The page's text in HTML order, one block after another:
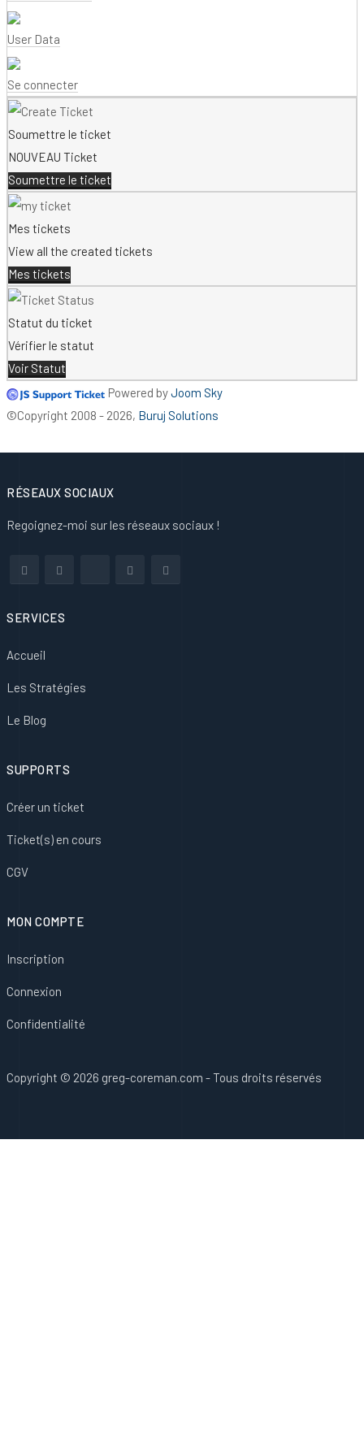
User Data
Se connecter
Soumettre le ticket
NOUVEAU Ticket
Soumettre le ticket
Mes tickets
View all the created tickets
Mes tickets
Statut du ticket
Vérifier le statut
Voir Statut
Powered byJoom Sky
©Copyright 2008 - 2026, Buruj Solutions
RÉSEAUX SOCIAUX
Regoignez-moi sur les réseaux sociaux !
SERVICES
Accueil
Les Stratégies
Le Blog
SUPPORTS
Créer un ticket
Ticket(s) en cours
CGV
MON COMPTE
Inscription
Connexion
Confidentialité
Copyright © 2026 greg-coreman.com - Tous droits réservés